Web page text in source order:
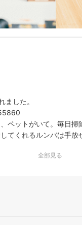
ました。
ペットがいて。毎日
てくれるルンバは手放
全部見る